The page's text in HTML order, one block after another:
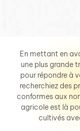
En mettant en
une plus grande
pour répondre à
recherchiez des
conformes aux
agricole est là
cultivés